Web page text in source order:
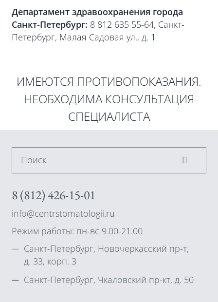
Департамент здравоохранения города
Санкт-Петербург: 8 812 635 55-64, Санкт-
Петербург, Малая Садовая ул., д. 1
ИМЕЮТСЯ ПРОТИВОПОКАЗАНИЯ.
НЕОБХОДИМА КОНСУЛЬТАЦИЯ
СПЕЦИАЛИСТА
Поиск
8 (812) 426-15-01
info@centrstomatologii.ru
Режим работы: пн-вс 9.00-21.00
Санкт-Петербург, Новочеркасский пр-т,
д. 33, корп. 3
Санкт-Петербург, Чкаловский пр-кт, д. 50